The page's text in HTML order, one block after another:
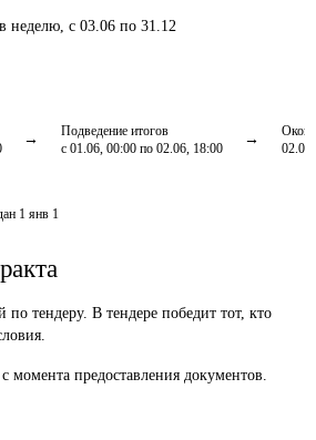
в неделю,с 03.06 по 31.12
Подведение итогов
с 01.06, 00:00 по 02.06, 18:00
1 янв 1
тендеру. В тендере победит тот, кто
момента предоставления документов.